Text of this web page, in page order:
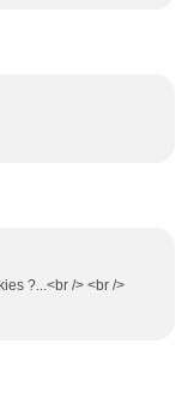
?...<br /> <br />